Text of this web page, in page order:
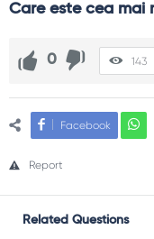
Care este cea mai
0 143
Facebook
Report
Related Questions